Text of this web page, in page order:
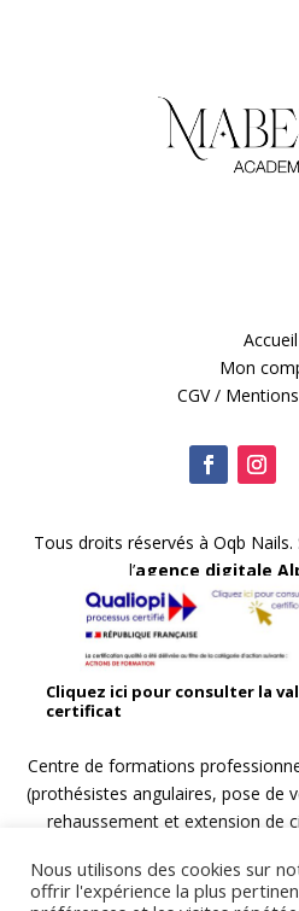
Accueil
Mon
CGV/
Tous droits réservés à Oqb Nails.
l’agence digitale
Cliquez ici pour consulter la
certificat
Centre de formations
(prothésistes angulaires, pose de
rehaussement et extension de
Maurienne.
Nous utilisons des cookies sur
offrir l'expérience la plus